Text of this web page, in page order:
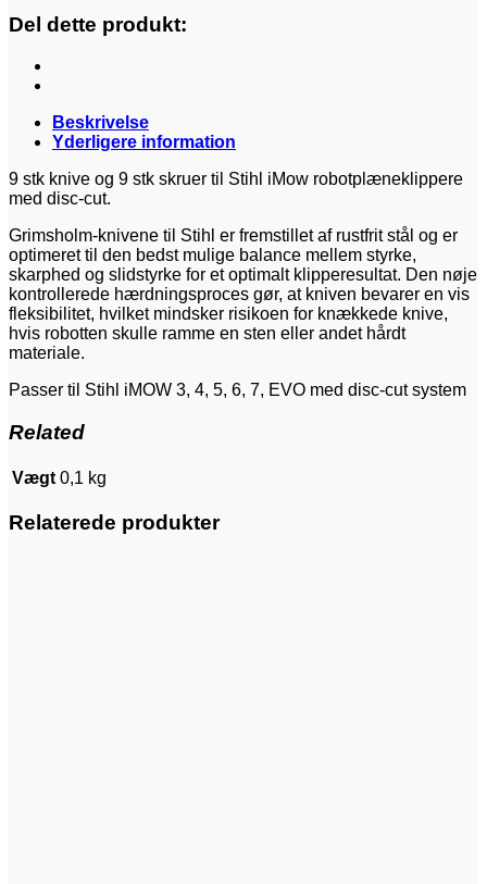
Del dette produkt:
Beskrivelse
Yderligere information
9 stk knive og 9 stk skruer til Stihl iMow robotplæneklippere
med disc-cut.
Grimsholm-knivene til Stihl er fremstillet af rustfrit stål og er
optimeret til den bedst mulige balance mellem styrke,
skarphed og slidstyrke for et optimalt klipperesultat. Den nøje
kontrollerede hærdningsproces gør, at kniven bevarer en vis
fleksibilitet, hvilket mindsker risikoen for knækkede knive,
hvis robotten skulle ramme en sten eller andet hårdt
materiale.
Passer til Stihl iMOW 3, 4, 5, 6, 7, EVO med disc-cut system
Related
Vægt 0,1 kg
Relaterede produkter